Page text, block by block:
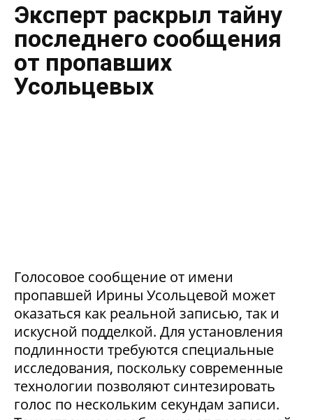
Эксперт раскрыл тайну
последнего сообщения
от пропавших
Усольцевых
Голосовое сообщение от имени
пропавшей Ирины Усольцевой может
оказаться как реальной записью, так и
искусной подделкой. Для установления
подлинности требуются специальные
исследования, поскольку современные
технологии позволяют синтезировать
голос по нескольким секундам записи.